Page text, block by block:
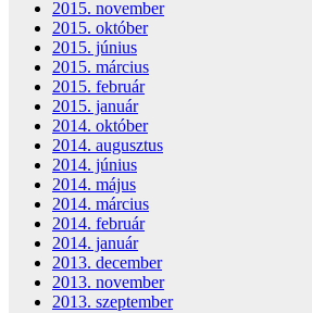
2015. november
2015. október
2015. június
2015. március
2015. február
2015. január
2014. október
2014. augusztus
2014. június
2014. május
2014. március
2014. február
2014. január
2013. december
2013. november
2013. szeptember